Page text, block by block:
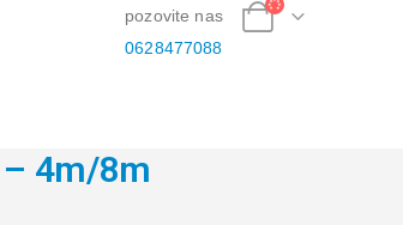
pozovite nas
0628477088
– 4m/8m